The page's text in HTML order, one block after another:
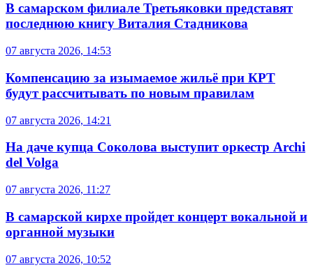
В самарском филиале Третьяковки представят
последнюю книгу Виталия Стадникова
07 августа 2026, 14:53
Компенсацию за изымаемое жильё при КРТ
будут рассчитывать по новым правилам
07 августа 2026, 14:21
На даче купца Соколова выступит оркестр Archi
del Volga
07 августа 2026, 11:27
В самарской кирхе пройдет концерт вокальной и
органной музыки
07 августа 2026, 10:52